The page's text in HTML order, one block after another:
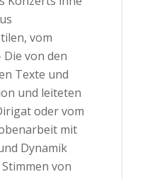
vom
von den
Texte und
und leiteten
oder vom
mit
Dynamik
von